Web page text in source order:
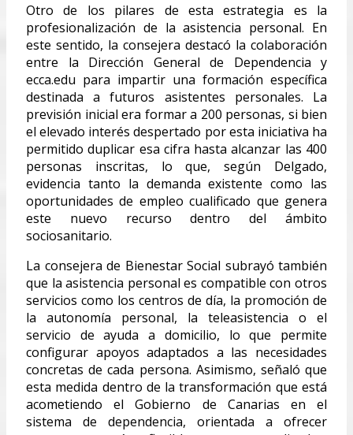
Otro de los pilares de esta estrategia es la
profesionalización de la asistencia personal. En
este sentido, la consejera destacó la colaboración
entre la Dirección General de Dependencia y
ecca.edu para impartir una formación específica
destinada a futuros asistentes personales. La
previsión inicial era formar a 200 personas, si bien
el elevado interés despertado por esta iniciativa ha
permitido duplicar esa cifra hasta alcanzar las 400
personas inscritas, lo que, según Delgado,
evidencia tanto la demanda existente como las
oportunidades de empleo cualificado que genera
este nuevo recurso dentro del ámbito
sociosanitario.
La consejera de Bienestar Social subrayó también
que la asistencia personal es compatible con otros
servicios como los centros de día, la promoción de
la autonomía personal, la teleasistencia o el
servicio de ayuda a domicilio, lo que permite
configurar apoyos adaptados a las necesidades
concretas de cada persona. Asimismo, señaló que
esta medida dentro de la transformación que está
acometiendo el Gobierno de Canarias en el
sistema de dependencia, orientada a ofrecer